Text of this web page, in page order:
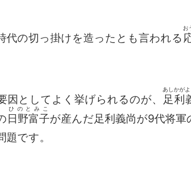
代の切っ掛けを造ったとも言われる
お
因としてよく挙げられるのが、 足利
あしかが
日野富子
ひのとみこ
が産んだ足利義尚が9代将
題です。